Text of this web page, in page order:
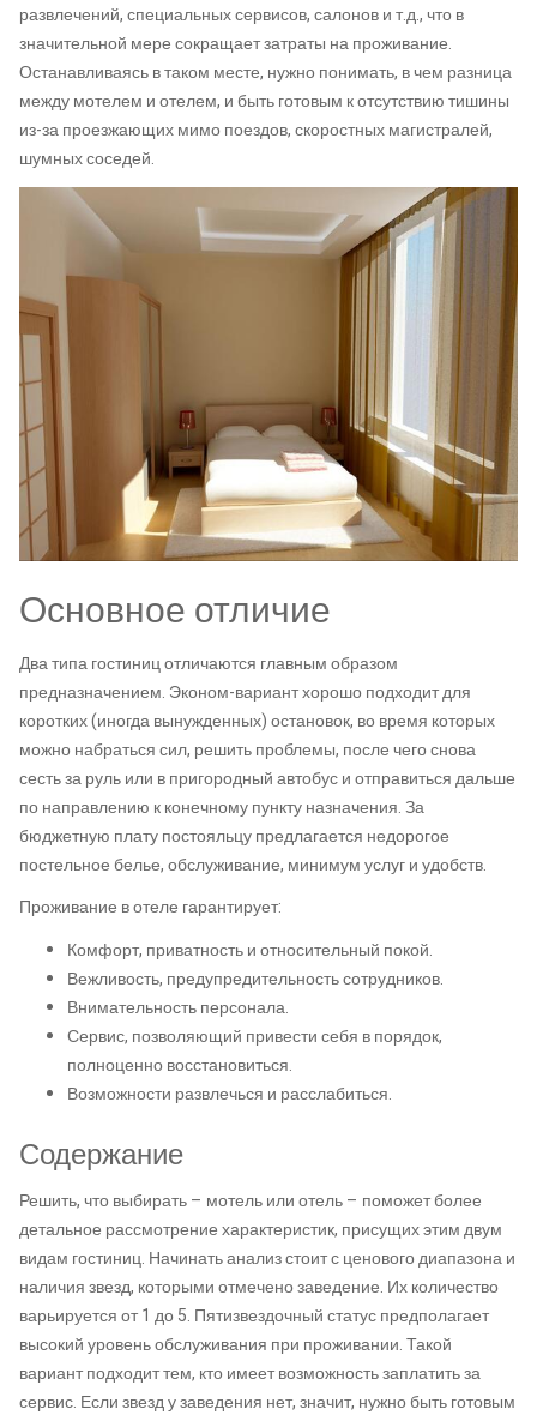
развлечений, специальных сервисов, салонов и т.д., что в
значительной мере сокращает затраты на проживание.
Останавливаясь в таком месте, нужно понимать, в чем разница
между мотелем и отелем, и быть готовым к отсутствию тишины
из-за проезжающих мимо поездов, скоростных магистралей,
шумных соседей.
Основное отличие
Два типа гостиниц отличаются главным образом
предназначением. Эконом-вариант хорошо подходит для
коротких (иногда вынужденных) остановок, во время которых
можно набраться сил, решить проблемы, после чего снова
сесть за руль или в пригородный автобус и отправиться дальше
по направлению к конечному пункту назначения. За
бюджетную плату постояльцу предлагается недорогое
постельное белье, обслуживание, минимум услуг и удобств.
Проживание в отеле гарантирует:
Комфорт, приватность и относительный покой.
Вежливость, предупредительность сотрудников.
Внимательность персонала.
Сервис, позволяющий привести себя в порядок,
полноценно восстановиться.
Возможности развлечься и расслабиться.
Содержание
Решить, что выбирать – мотель или отель – поможет более
детальное рассмотрение характеристик, присущих этим двум
видам гостиниц. Начинать анализ стоит с ценового диапазона и
наличия звезд, которыми отмечено заведение. Их количество
варьируется от 1 до 5. Пятизвездочный статус предполагает
высокий уровень обслуживания при проживании. Такой
вариант подходит тем, кто имеет возможность заплатить за
сервис. Если звезд у заведения нет, значит, нужно быть готовым